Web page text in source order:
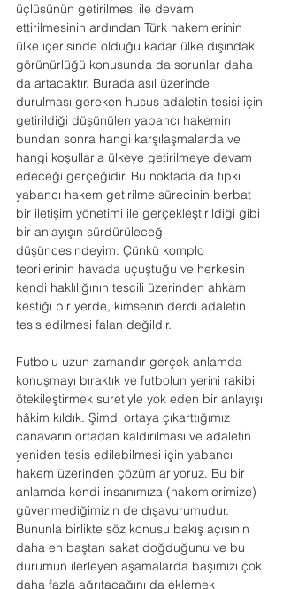
üçlüsünün getirilmesi ile devam
ettirilmesinin ardından Türk hakemlerinin
ülke içerisinde olduğu kadar ülke dışındaki
görünürlüğü konusunda da sorunlar daha
da artacaktır. Burada asıl üzerinde
durulması gereken husus adaletin tesisi için
getirildiği düşünülen yabancı hakemin
bundan sonra hangi karşılaşmalarda ve
hangi koşullarla ülkeye getirilmeye devam
edeceği gerçeğidir. Bu noktada da tıpkı
yabancı hakem getirilme sürecinin berbat
bir iletişim yönetimi ile gerçekleştirildiği gibi
bir anlayışın sürdürüleceği
düşüncesindeyim. Çünkü komplo
teorilerinin havada uçuştuğu ve herkesin
kendi haklılığının tescili üzerinden ahkam
kestiği bir yerde, kimsenin derdi adaletin
tesis edilmesi falan değildir.
Futbolu uzun zamandır gerçek anlamda
konuşmayı bıraktık ve futbolun yerini rakibi
ötekileştirmek suretiyle yok eden bir anlayışı
hâkim kıldık. Şimdi ortaya çıkarttığımız
canavarın ortadan kaldırılması ve adaletin
yeniden tesis edilebilmesi için yabancı
hakem üzerinden çözüm arıyoruz. Bu bir
anlamda kendi insanımıza (hakemlerimize)
güvenmediğimizin de dışavurumudur.
Bununla birlikte söz konusu bakış açısının
daha en baştan sakat doğduğunu ve bu
durumun ilerleyen aşamalarda başımızı çok
daha fazla ağrıtacağını da eklemek